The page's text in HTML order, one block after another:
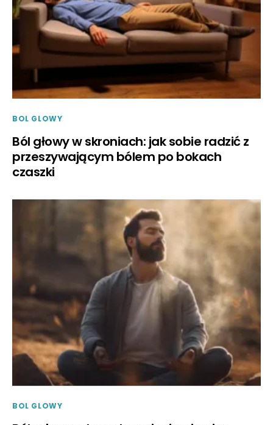
BOL GLOWY
Ból głowy w skroniach: jak sobie radzić z
przeszywającym bólem po bokach
czaszki
BOL GLOWY